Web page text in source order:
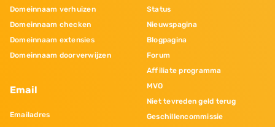
Domeinnaam verhuizen
Domeinnaam checken
Domeinnaam extensies
Domeinnaam doorverwijzen
Email
Emailadres
Status
Nieuwspagina
Blogpagina
Forum
Affiliate programma
MVO
Niet tevreden geld terug
Geschillencommissie